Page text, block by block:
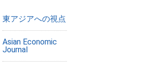
東アジアへの視点
Asian Economic
Journal